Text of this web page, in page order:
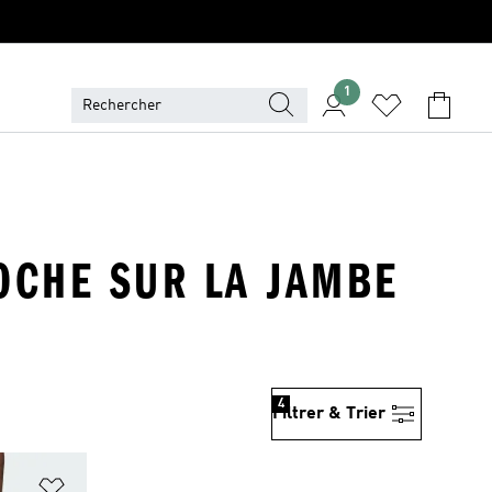
1
SUR LA JAMBE
Filtrer & Trier
4